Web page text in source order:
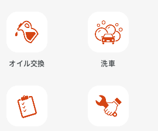
オイル交換 洗車